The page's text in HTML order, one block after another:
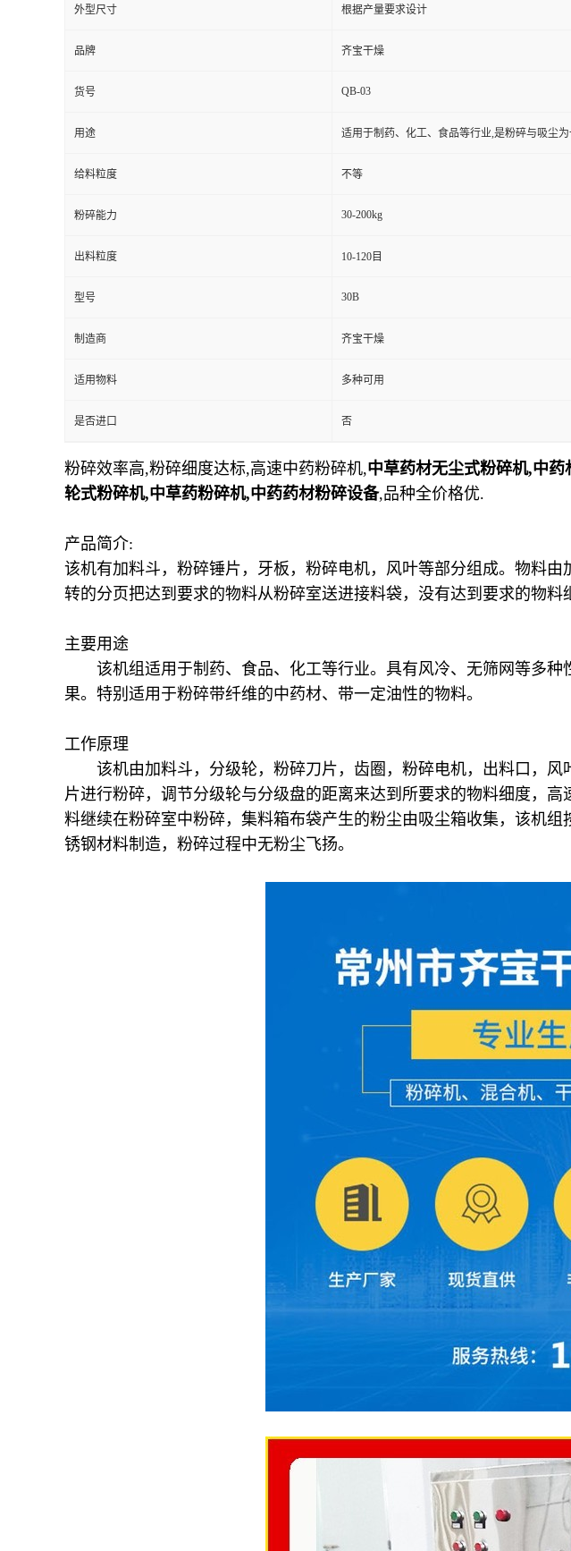
外型尺寸 根据产量要求设计
品牌 齐宝干燥
货号 QB-03
用途 适用于制药、化工、食品等行业,是粉碎与吸尘
给料粒度 不等
粉碎能力 30-200kg
出料粒度 10-120目
型号 30B
制造商 齐宝干燥
适用物料 多种可用
是否进口 否
粉碎效率高,粉碎细度达标,高速中药粉碎机,中草药材无尘式粉碎机,中
轮式粉碎机,中草药粉碎机,中药药材粉碎设备,品种全价格优.
产品简介:
该机有加料斗，粉碎锤片，牙板，粉碎电机，风叶等部分组成。物料
转的分页把达到要求的物料从粉碎室送进接料袋，没有达到要求的物料
主要用途
该机组适用于制药、食品、化工等行业。具有风冷、无筛网等多种
果。特别适用于粉碎带纤维的中药材、带一定油性的物料。
工作原理
该机由加料斗，分级轮，粉碎刀片，齿圈，粉碎电机，出料口，风
片进行粉碎，调节分级轮与分级盘的距离来达到所要求的物料细度，
料继续在粉碎室中粉碎，集料箱布袋产生的粉尘由吸尘箱收集，该机
锈钢材料制造，粉碎过程中无粉尘飞扬。